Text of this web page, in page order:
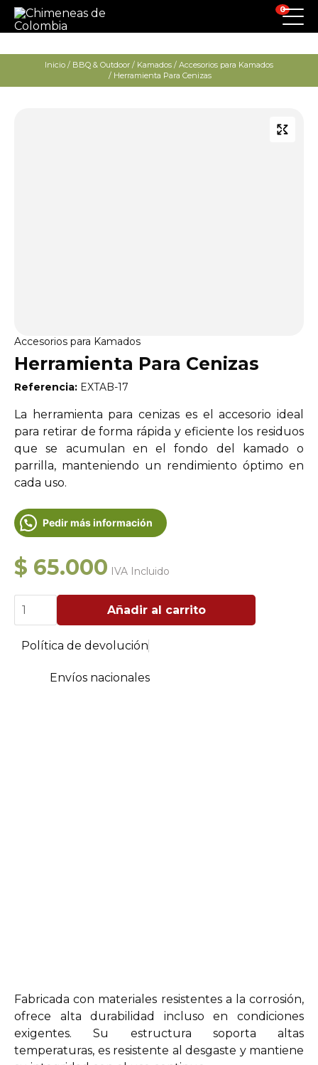
0
Inicio / BBQ & Outdoor / Kamados / Accesorios para Kamados
/ Herramienta Para Cenizas
Accesorios para Kamados
Herramienta Para Cenizas
Referencia: EXTAB-17
La herramienta para cenizas es el accesorio ideal
para retirar de forma rápida y eficiente los residuos
que se acumulan en el fondo del kamado o
parrilla, manteniendo un rendimiento óptimo en
cada uso.
Pedir más información
$ 65.000 IVA Incluido
Herramienta
Para
Cenizas
cantidad
Añadir al carrito
Política de devolución
Envíos nacionales
Fabricada con materiales resistentes a la corrosión,
ofrece alta durabilidad incluso en condiciones
exigentes. Su estructura soporta altas
temperaturas, es resistente al desgaste y mantiene